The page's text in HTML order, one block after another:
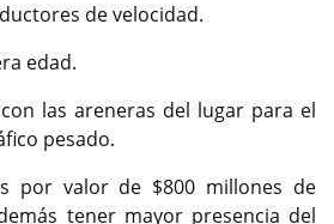
de velocidad.
edad.
las areneras del lugar para el
pesado.
por valor de $800 millones de
tener mayor presencia del